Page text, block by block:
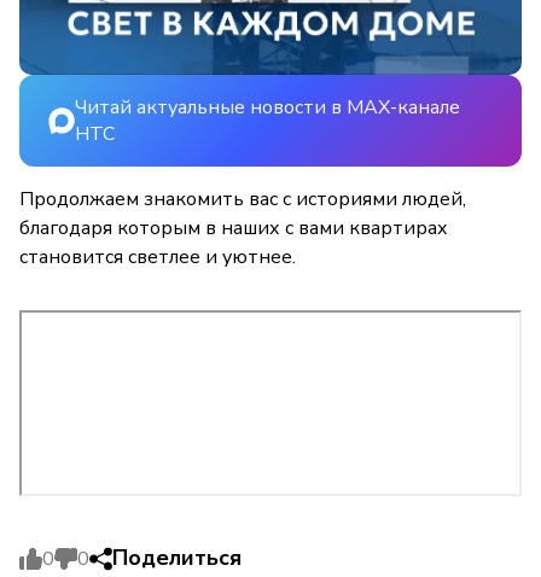
Читай актуальные новости в MAX-канале
НТС
Продолжаем знакомить вас с историями людей,
благодаря которым в наших с вами квартирах
становится светлее и уютнее.
0 0 Поделиться